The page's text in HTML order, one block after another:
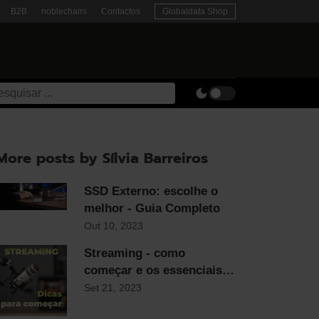
B2B noblechairs Contactos Globaldata Shop
posts by Sílvia Barreiros
SSD Externo: escolhe o
melhor - Guia Completo
Out 10, 2023
Streaming - como
começar e os essenciais
para qualquer streamer
Set 21, 2023